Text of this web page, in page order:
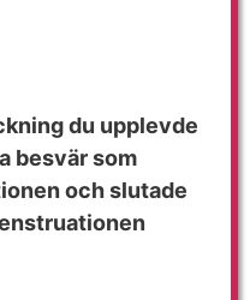
du upplevde
besvär som
och slutade